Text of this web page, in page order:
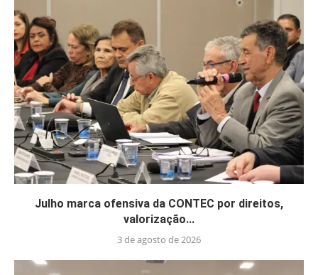
Julho marca ofensiva da CONTEC por direitos,
valorização...
3 de agosto de 2026